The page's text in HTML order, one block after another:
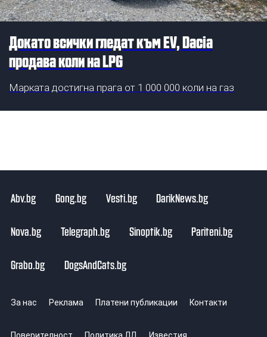
Докато всички гледат към EV, Dacia
продава коли на LPG
Марката достигна прага от 1 000 000 коли на газ
Abv.bg Gong.bg Vesti.bg DarikNews.bg
Nova.bg Telegraph.bg Sinoptik.bg Pariteni.bg
Grabo.bg DogsAndCats.bg
За нас Реклама Платени публикации Контакти
Поверителност Политика ЛД Известия